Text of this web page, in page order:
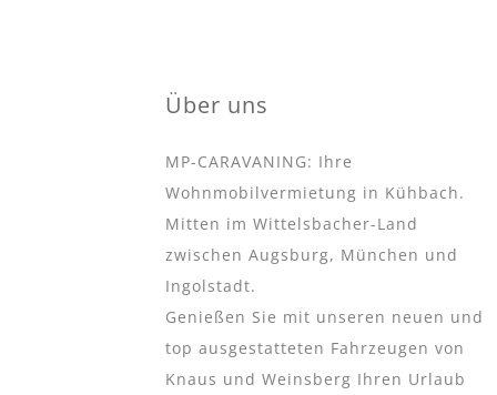
Über uns
MP-CARAVANING: Ihre
Wohnmobilvermietung in Kühbach.
Mitten im Wittelsbacher-Land
zwischen Augsburg, München und
Ingolstadt.
Genießen Sie mit unseren neuen und
top ausgestatteten Fahrzeugen von
Knaus und Weinsberg Ihren Urlaub